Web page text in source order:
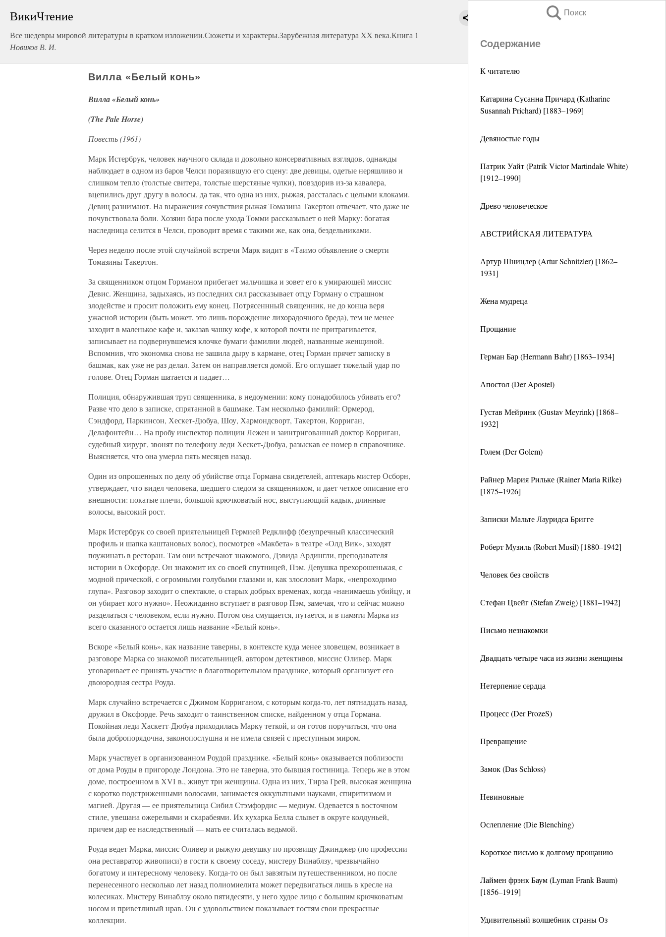
ВикиЧтение
Все шедевры мировой литературы в кратком изложении.Сюжеты и характеры.Зарубежная литература XX века.Книга 1
Новиков В. И.
Поиск
Содержание
К читателю
Катарина Сусанна Причард (Katharine
Susannah Prichard) [1883–1969]
Девяностые годы
Патрик Уайт (Patrik Victor Martindale White)
[1912–1990]
Древо человеческое
АВСТРИЙСКАЯ ЛИТЕРАТУРА
Артур Шницлер (Artur Schnitzler) [1862–
1931]
Жена мудреца
Прощание
Герман Бар (Hermann Bahr) [1863–1934]
Апостол (Der Apostel)
Густав Мейринк (Gustav Meyrink) [1868–
1932]
Голем (Der Golem)
Райнер Мария Рильке (Rainer Maria Rilke)
[1875–1926]
Записки Мальте Лауридса Бригге
Роберт Музиль (Robert Musil) [1880–1942]
Человек без свойств
Стефан Цвейг (Stefan Zweig) [1881–1942]
Письмо незнакомки
Двадцать четыре часа из жизни женщины
Нетерпение сердца
Процесс (Der ProzeS)
Превращение
Замок (Das Schloss)
Невиновные
Ослепление (Die Blenching)
Короткое письмо к долгому прощанию
Лаймен фрэнк Баум (Lyman Frank Baum)
[1856–1919]
Удивительный волшебник страны Оз
Вилла «Белый конь»
Вилла «Белый конь»
(The Pale Horse)
Повесть (1961)
Марк Истербрук, человек научного склада и довольно консервативных взглядов, однажды
наблюдает в одном из баров Челси поразившую его сцену: две девицы, одетые неряшливо и
слишком тепло (толстые свитера, толстые шерстяные чулки), повздорив из-за кавалера,
вцепились друг другу в волосы, да так, что одна из них, рыжая, рассталась с целыми клоками.
Девиц разнимают. На выражения сочувствия рыжая Томазина Такертон отвечает, что даже не
почувствовала боли. Хозяин бара после ухода Томми рассказывает о ней Марку: богатая
наследница селится в Челси, проводит время с такими же, как она, бездельниками.
Через неделю после этой случайной встречи Марк видит в «Таимо объявление о смерти
Томазины Такертон.
За священником отцом Горманом прибегает мальчишка и зовет его к умирающей миссис
Девис. Женщина, задыхаясь, из последних сил рассказывает отцу Горману о страшном
злодействе и просит положить ему конец. Потрясеннный священник, не до конца веря
ужасной истории (быть может, это лишь порождение лихорадочного бреда), тем не менее
заходит в маленькое кафе и, заказав чашку кофе, к которой почти не притрагивается,
записывает на подвернувшемся клочке бумаги фамилии людей, названные женщиной.
Вспомнив, что экономка снова не зашила дыру в кармане, отец Горман прячет записку в
башмак, как уже не раз делал. Затем он направляется домой. Его оглушает тяжелый удар по
голове. Отец Горман шатается и падает…
Полиция, обнаружившая труп священника, в недоумении: кому понадобилось убивать его?
Разве что дело в записке, спрятанной в башмаке. Там несколько фамилий: Ормерод,
Сэндфорд, Паркинсон, Хескет-Дюбуа, Шоу, Хармондсворт, Такертон, Корриган,
Делафонтейн… На пробу инспектор полиции Лежен и заинтригованный доктор Корриган,
судебный хирург, звонят по телефону леди Хескет-Дюбуа, разыскав ее номер в справочнике.
Выясняется, что она умерла пять месяцев назад.
Один из опрошенных по делу об убийстве отца Гормана свидетелей, аптекарь мистер Осборн,
утверждает, что видел человека, шедшего следом за священником, и дает четкое описание его
внешности: покатые плечи, большой крючковатый нос, выступающий кадык, длинные
волосы, высокий рост.
Марк Истербрук со своей приятельницей Гермией Редклифф (безупречный классический
профиль и шапка каштановых волос), посмотрев «Макбета» в театре «Олд Вик», заходят
поужинать в ресторан. Там они встречают знакомого, Дэвида Ардингли, преподавателя
истории в Оксфорде. Он знакомит их со своей спутницей, Пэм. Девушка прехорошенькая, с
модной прической, с огромными голубыми глазами и, как злословит Марк, «непроходимо
глупа». Разговор заходит о спектакле, о старых добрых временах, когда «нанимаешь убийцу, и
он убирает кого нужно». Неожиданно вступает в разговор Пэм, замечая, что и сейчас можно
разделаться с человеком, если нужно. Потом она смущается, путается, и в памяти Марка из
всего сказанного остается лишь название «Белый конь».
Вскоре «Белый конь», как название таверны, в контексте куда менее зловещем, возникает в
разговоре Марка со знакомой писательницей, автором детективов, миссис Оливер. Марк
уговаривает ее принять участие в благотворительном празднике, который организует его
двоюродная сестра Роуда.
Марк случайно встречается с Джимом Корриганом, с которым когда-то, лет пятнадцать назад,
дружил в Оксфорде. Речь заходит о таинственном списке, найденном у отца Гормана.
Покойная леди Хаскетт-Дюбуа приходилась Марку теткой, и он готов поручиться, что она
была добропорядочна, законопослушна и не имела связей с преступным миром.
Марк участвует в организованном Роудой празднике. «Белый конь» оказывается поблизости
от дома Роуды в пригороде Лондона. Это не таверна, это бывшая гостиница. Теперь же в этом
доме, построенном в XVI в., живут три женщины. Одна из них, Тирза Грей, высокая женщина
с коротко подстриженными волосами, занимается оккультными науками, спиритизмом и
магией. Другая — ее приятельница Сибил Стэмфордис — медиум. Одевается в восточном
стиле, увешана ожерельями и скарабеями. Их кухарка Белла слывет в округе колдуньей,
причем дар ее наследственный — мать ее считалась ведьмой.
Роуда ведет Марка, миссис Оливер и рыжую девушку по прозвищу Джинджер (по профессии
она реставратор живописи) в гости к своему соседу, мистеру Винаблзу, чрезвычайно
богатому и интересному человеку. Когда-то он был завзятым путешественником, но после
перенесенного несколько лет назад полиомиелита может передвигаться лишь в кресле на
колесиках. Мистеру Винаблзу около пятидесяти, у него худое лицо с большим крючковатым
носом и приветливый нрав. Он с удовольствием показывает гостям свои прекрасные
коллекции.